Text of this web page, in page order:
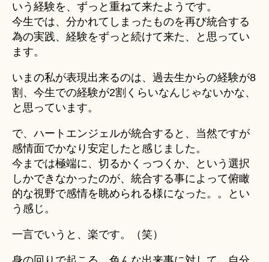
いう経験を、ずっと重ねて来たようです。
今生では、分かれてしまったものを再び統合する
為の実践、経験をずっと続けて来た、と思ってい
ます。
いまの私が表現出来るのは、過去生からの経験が8
割、今生での経験が2割くらいなんじゃないかな、
と思っています。
で、ハートエンジェルが統合すると、当然ですが
感情面でかなり安定したと感じました。
今までは極端に、切るかくっつくか、という選択
しかできなかったのが、統合する事によって俯瞰
的な視野で感情を眺められる様になった。。とい
う感じ。
一言でいうと、楽です。（笑）